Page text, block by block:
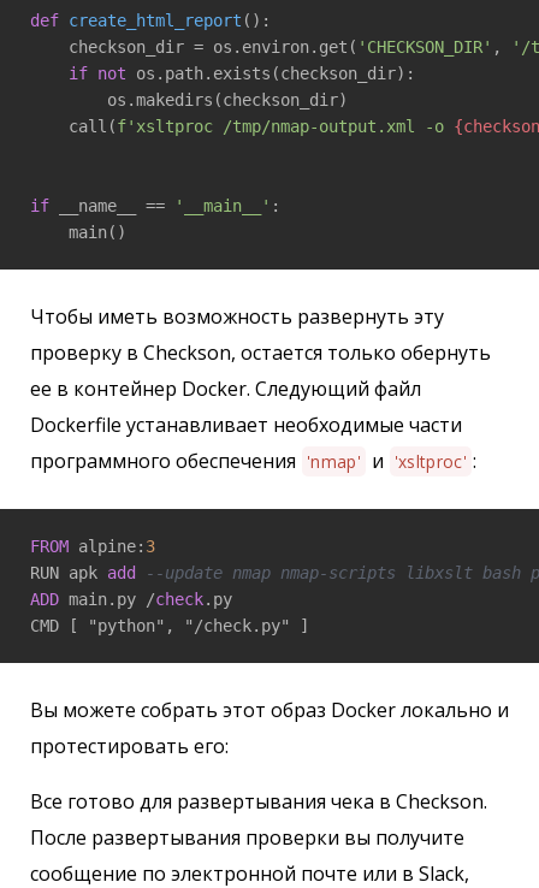
def create_html_report () :
    checkson_dir = os.environ.get(
'CHECKSON_DIR' ,
'/
if not os.path.exists(checkson_dir):
        os.makedirs(checkson_dir)
    call(
f'xsltproc /tmp/nmap-output.xml -o
if __name__ == '__main__' :
    main()
Чтобы иметь возможность развернуть эту
проверку в Checkson, остается только обернуть
ее в контейнер Docker. Следующий файл
Dockerfile устанавливает необходимые части
программного обеспечения 'nmap' и 'xsltproc' :
FROM alpine: 3
RUN apk add
--update nmap nmap-scripts libxslt bash
ADD main.py /check.py
CMD [ "python", "/check.py" ]
Вы можете собрать этот образ Docker локально и
протестировать его:
Все готово для развертывания чека в Checkson.
После развертывания проверки вы получите
сообщение по электронной почте или в Slack,